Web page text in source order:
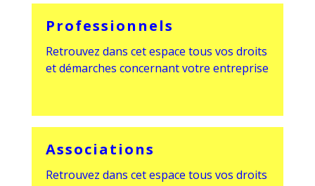
Professionnels
Retrouvez dans cet espace tous vos droits
et démarches concernant votre entreprise
Associations
Retrouvez dans cet espace tous vos droits